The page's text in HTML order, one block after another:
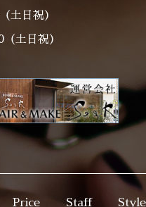
土日祝）
土日祝）
Price Staff